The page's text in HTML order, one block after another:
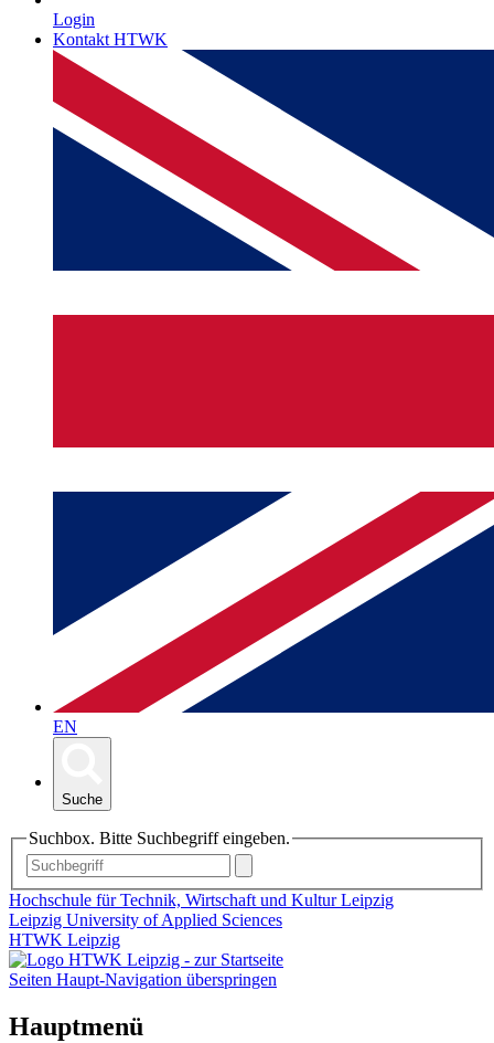
Login
Kontakt HTWK
EN
Suche
Suchbox. Bitte Suchbegriff eingeben.
Hochschule für Technik, Wirtschaft und Kultur Leipzig
Leipzig University of Applied Sciences
HTWK Leipzig
Seiten Haupt-Navigation überspringen
Hauptmenü